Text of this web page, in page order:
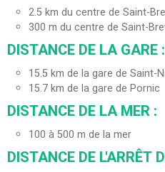
2.5km du centre de Saint-
300 m du centre de Saint-
DISTANCE DE LA GARE :
15.5km de la gare de Saint-
15.7km de la gare de Pornic
DISTANCE DE LA MER :
100 à 500 m de la mer
DISTANCE DE L'ARRÊT